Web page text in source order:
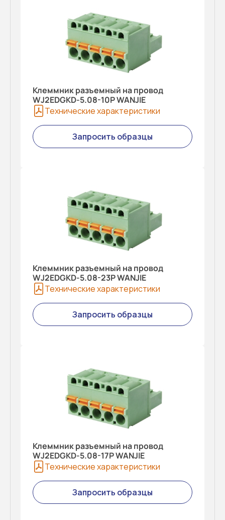
Клеммник разъемный на провод
WJ2EDGKD-5.08-10P WANJIE
Технические характеристики
Запросить образцы
Клеммник разъемный на провод
WJ2EDGKD-5.08-23P WANJIE
Технические характеристики
Запросить образцы
Клеммник разъемный на провод
WJ2EDGKD-5.08-17P WANJIE
Технические характеристики
Запросить образцы